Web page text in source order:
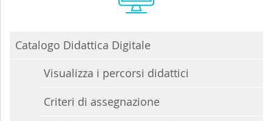
Catalogo Didattica Digitale
Visualizza i percorsi didattici
Criteri di assegnazione